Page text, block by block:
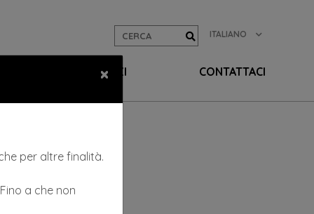
ITALIANO
SERVIZI CONTATTACI
×
per altre finalità.
a che non